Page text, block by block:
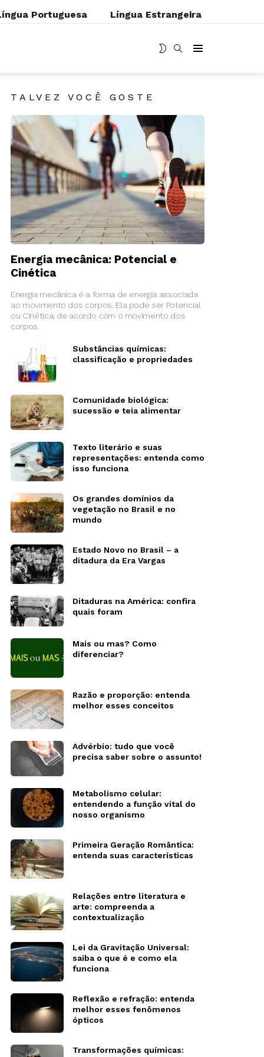
Portuguesa Língua Estrangeira
MUDARBUSCAR
TALVEZ VOCÊ GOSTE
Energia mecânica: Potencial e
Cinética
Energia mecânica é a forma de energia associada
ao movimento dos corpos. Ela pode ser Potencial
ou Cinética, de acordo com o movimento dos
corpos.
Substâncias químicas:
classificação e propriedades
Comunidade biológica:
sucessão e teia alimentar
Texto literário e suas
representações: entenda como
isso funciona
Os grandes domínios da
vegetação no Brasil e no
mundo
Estado Novo no Brasil – a
ditadura da Era Vargas
Ditaduras na América: confira
quais foram
Mais ou mas? Como
diferenciar?
Razão e proporção: entenda
melhor esses conceitos
Advérbio: tudo que você
precisa saber sobre o assunto!
Metabolismo celular:
entendendo a função vital do
nosso organismo
Primeira Geração Romântica:
entenda suas características
Relações entre literatura e
arte: compreenda a
contextualização
Lei da Gravitação Universal:
saiba o que é e como ela
funciona
Reflexão e refração: entenda
melhor esses fenômenos
ópticos
Transformações químicas: